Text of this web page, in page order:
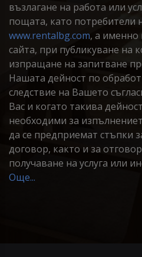
възлагане на работа или
пощата, като потребители
www.rentalbg.com, а именно
сайта, при публикуване на
изпращане на запитване
Нашата дейност по
следствие на Вашето
Вас и когато такива
необходими за
да се предприемат стъпки
договор, както и за
получаване на услуга или
Още...